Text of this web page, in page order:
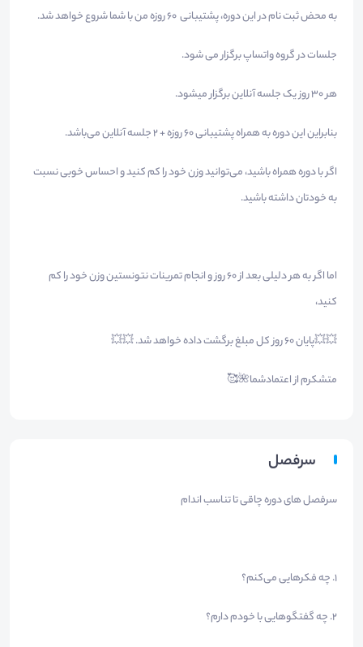
به محض ثبت نام در این دوره، پشتیبانی ۶۰ روزه من با شما شروع خواهد شد.
جلسات در گروه واتساپ برگزار می شود.
هر 30 روز یک جلسه آنلاین برگزار میشود.
بنابراین این دوره به همراه پشتیبانی ۶۰ روزه + ۲ جلسه آنلاین می‌باشد.
اگر با دوره همراه باشید، می‌توانید وزن خود را کم کنید و احساس خوبی نسبت
به خودتان داشته باشید.
اما اگر به هر دلیلی بعد از ۶۰ روز و انجام تمرینات نتونستین وزن خود را کم
کنید،
💥💥پایان ۶۰ روز کل مبلغ برگشت داده خواهد شد. 💥💥
متشکرم از اعتمادشما🌺🥰
سرفصل
سرفصل های دوره چاقی تا تناسب اندام
1. چه فکرهایی می‌کنم؟
2. چه گفتگوهایی با خودم دارم؟